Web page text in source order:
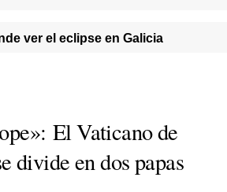
ver el eclipse en Galicia
El Vaticano de
divide en dos papas